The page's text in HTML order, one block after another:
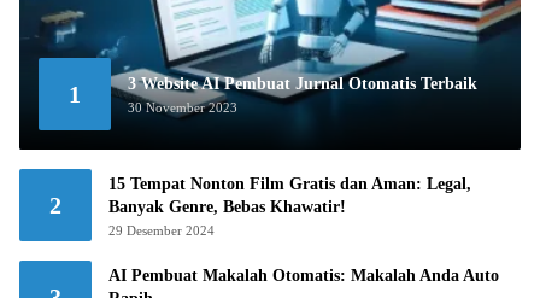
1 3 Website AI Pembuat Jurnal Otomatis Terbaik
30 November 2023
2
15 Tempat Nonton Film Gratis dan Aman: Legal,
Banyak Genre, Bebas Khawatir!
29 Desember 2024
AI Pembuat Makalah Otomatis: Makalah Anda Auto